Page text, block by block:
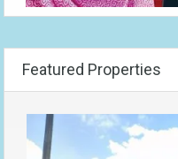
Featured Properties